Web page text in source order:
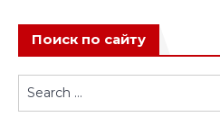
Поиск по сайту
Search
for: